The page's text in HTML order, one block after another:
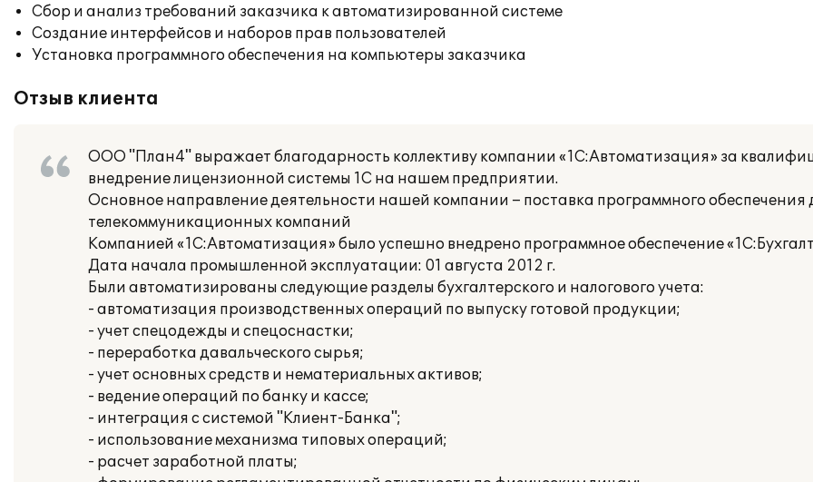
Сбор и анализ требований заказчика к автоматизированной системе
Создание интерфейсов и наборов прав пользователей
Установка программного обеспечения на компьютеры заказчика
Отзыв клиента
ООО "План4" выражает благодарность коллективу компании «1С:Автоматизация» за
внедрение лицензионной системы 1С на нашем предприятии.
Основное направление деятельности нашей компании – поставка программного обеспечения
телекоммуникационных компаний
Компанией «1С:Автоматизация» было успешно внедрено программное обеспечение
Дата начала промышленной эксплуатации: 01 августа 2012 г.
Были автоматизированы следующие разделы бухгалтерского и налогового учета:
- автоматизация производственных операций по выпуску готовой продукции;
- учет спецодежды и спецоснастки;
- переработка давальческого сырья;
- учет основных средств и нематериальных активов;
- ведение операций по банку и кассе;
- интеграция с системой "Клиент-Банка";
- использование механизма типовых операций;
- расчет заработной платы;